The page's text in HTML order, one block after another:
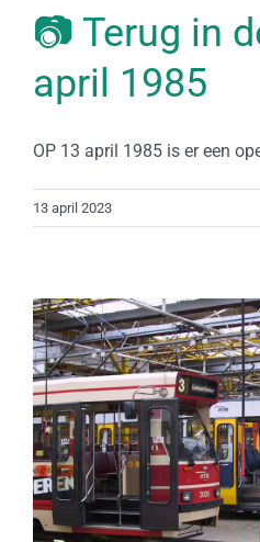
📷 Terug in
april 1985
OP 13 april 1985 is er een
13 april 2023